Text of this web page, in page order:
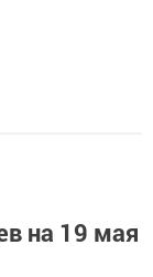
на 19 мая